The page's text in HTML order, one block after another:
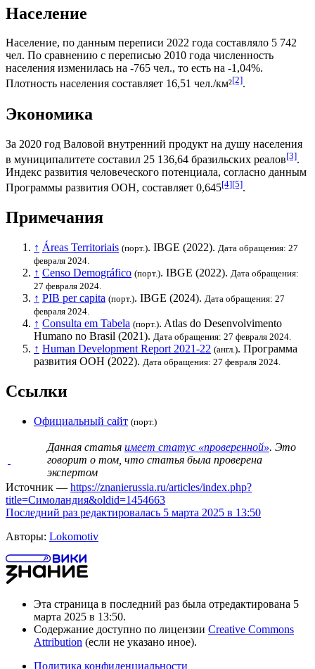
Население
Население, по данным переписи 2022 года составляло 5 742
чел. По сравнению с переписью 2010 года численность
населения изменилась на -765 чел., то есть на -1,04%.
Плотность населения составляет 16,51 чел./км²[2].
Экономика
За 2020 год Валовой внутренний продукт на душу населения
в муниципалитете составил 25 136,64 бразильских реалов[3].
Индекс развития человеческого потенциала, согласно данным
Программы развития ООН, составляет 0,645[4][5].
Примечания
↑ Áreas Territoriais (порт.). IBGE (2022). Дата обращения: 27
февраля 2024.
↑ Censo Demográfico (порт.). IBGE (2022). Дата обращения:
27 февраля 2024.
↑ PIB per capita (порт.). IBGE (2024). Дата обращения: 27
февраля 2024.
↑ Consulta em Tabela (порт.). Atlas do Desenvolvimento
Humano no Brasil (2021). Дата обращения: 27 февраля 2024.
↑ Human Development Report 2021-22 (англ.). Программа
развития ООН (2022). Дата обращения: 27 февраля 2024.
Ссылки
Официальный сайт (порт.)
Данная статья имеет статус «проверенной». Это
говорит о том, что статья была проверена
экспертом
Источник — https://znanierussia.ru/articles/index.php?
title=Симоландия&oldid=1454663
Последний раз редактировалась 5 марта 2025 в 13:50
Авторы: Lokomotiv
Эта страница в последний раз была отредактирована 5
марта 2025 в 13:50.
Содержание доступно по лицензии Creative Commons
Attribution (если не указано иное).
Политика конфиденциальности